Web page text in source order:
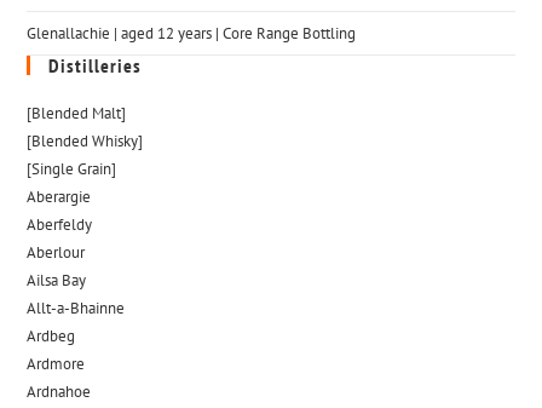
Glenallachie | aged 12 years | Core Range Bottling
Distilleries
[Blended Malt]
[Blended Whisky]
[Single Grain]
Aberargie
Aberfeldy
Aberlour
Ailsa Bay
Allt-a-Bhainne
Ardbeg
Ardmore
Ardnahoe